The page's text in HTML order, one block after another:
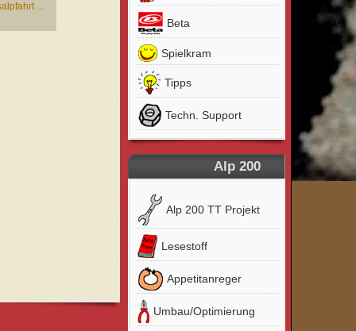
...
Beta
Spielkram
Tipps
Techn. Support
Alp 200
Alp 200 TT Projekt
Lesestoff
Appetitanreger
Umbau/Optimierung